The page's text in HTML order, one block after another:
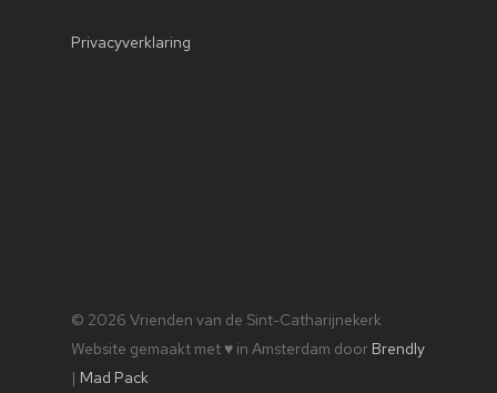
Privacyverklaring
© 2026 Vrienden van de Sint-Catharijnekerk
Website gemaakt met ♥ in Amsterdam door Brendly
| Mad Pack